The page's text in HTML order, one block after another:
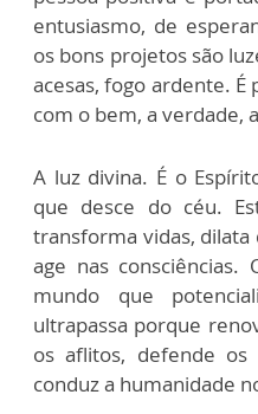
entusiasmo, de
os bons projetos são
acesas, fogo ardente.
com o bem, a verdade,
A luz divina. É o
que desce do céu.
transforma vidas, dilata
age nas
mundo que
ultrapassa porque
os aflitos, defende os
conduz a humanidade